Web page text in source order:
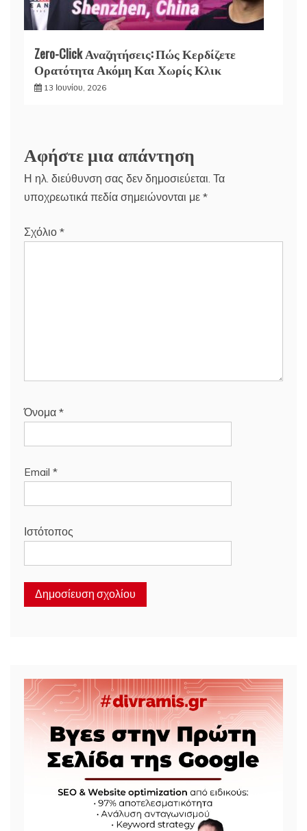
Zero-Click Αναζητήσεις: Πώς Κερδίζετε
Ορατότητα Ακόμη Και Χωρίς Κλικ
13 Ιουνίου, 2026
Αφήστε μια απάντηση
Η ηλ. διεύθυνση σας δεν δημοσιεύεται. Τα
υποχρεωτικά πεδία σημειώνονται με *
Σχόλιο *
Όνομα *
Email *
Ιστότοπος